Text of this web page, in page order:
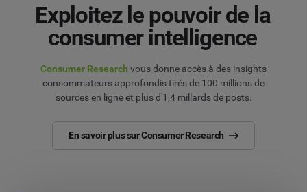
Exploitez le pouvoir de la
consumer intelligence
Consumer Research vous donne accès à des insights
consommateurs approfondis tirés de 100 millions de
sources en ligne et plus d'1,4 millards de posts.
En savoir plus sur Consumer Research